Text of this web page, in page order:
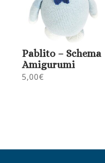
Pablito – Schema
Amigurumi
5,00€